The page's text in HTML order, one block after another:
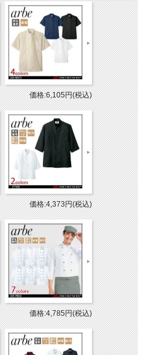
価格:6,105円(税込)
価格:4,373円(税込)
価格:4,785円(税込)